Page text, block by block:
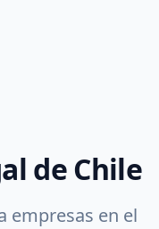
de Chile
empresas en el